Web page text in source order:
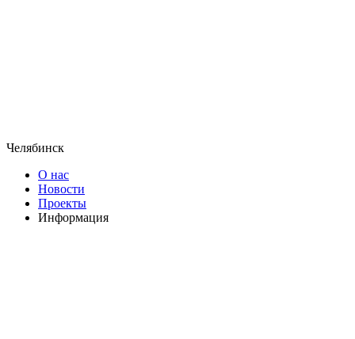
Челябинск
О нас
Новости
Проекты
Информация